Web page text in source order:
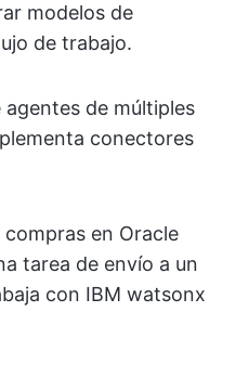
modelos de
de trabajo.
de múltiples
conectores
en Oracle
tarea de envío a un
con IBM watsonx